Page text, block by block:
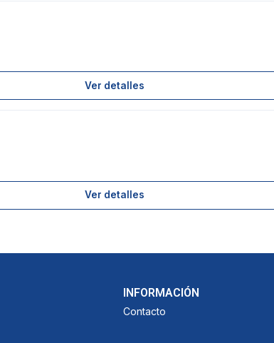
Ver detalles
Ver detalles
INFORMACIÓN
Contacto